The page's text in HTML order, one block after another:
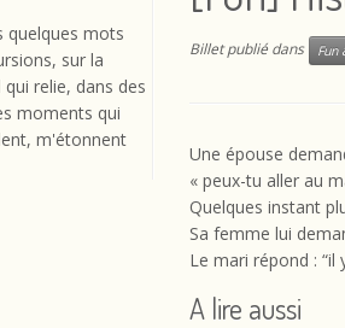
quelques mots
sur la
relie, dans des
moments qui
m'étonnent
Billet publié dans Fun
Une épouse
« peux-tu aller au
Quelques instant
Sa femme lui
Le mari répond : “il
A lire aussi